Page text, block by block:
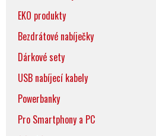
EKO produkty
Bezdrátové nabíječky
Dárkové sety
USB nabíjecí kabely
Powerbanky
Pro Smartphony a PC